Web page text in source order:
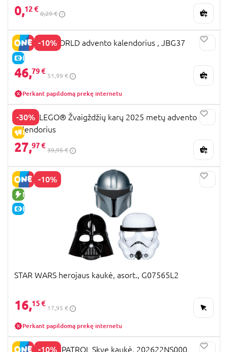
0,12 €
0,29 €
-10%
E-KAINA
JURASSIC WORLD advento kalendorius , JBG37
46,79 €
51,99 €
Perkant papildomą prekę internetu
-30%
IŠPARDAVIMAS
75418 LEGO® Žvaigždžių karų 2025 metų advento
kalendorius
27,97 €
39,95 €
-10%
NAUJA PREKĖ
E-KAINA
STAR WARS herojaus kaukė, asort., G07565L2
16,15 €
17,95 €
Perkant papildomą prekę internetu
-10%
RUBIES PAW PATROL Skye kaukė, 202622NS000